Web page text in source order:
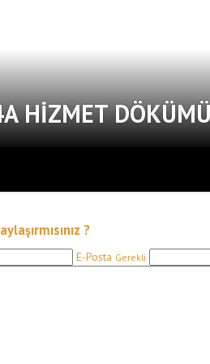
HIZMET
?
E-Posta Gerekli